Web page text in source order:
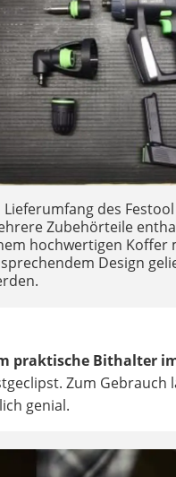
Lieferumfang des Festool
Zubehörteile
hochwertigen Koffer
Design
praktische Bithalter
Zum Gebrauch
genial.